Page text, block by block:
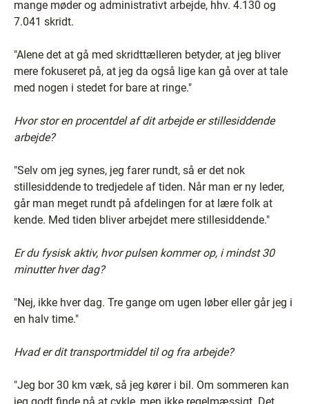
mange møder og administrativt arbejde, hhv. 4.130 og
7.041 skridt.
"Alene det at gå med skridttælleren betyder, at jeg bliver
mere fokuseret på, at jeg da også lige kan gå over at tale
med nogen i stedet for bare at ringe."
Hvor stor en procentdel af dit arbejde er stillesiddende
arbejde?
"Selv om jeg synes, jeg farer rundt, så er det nok
stillesiddende to tredjedele af tiden. Når man er ny leder,
går man meget rundt på afdelingen for at lære folk at
kende. Med tiden bliver arbejdet mere stillesiddende."
Er du fysisk aktiv, hvor pulsen kommer op, i mindst 30
minutter hver dag?
"Nej, ikke hver dag. Tre gange om ugen løber eller går jeg i
en halv time."
Hvad er dit transportmiddel til og fra arbejde?
"Jeg bor 30 km væk, så jeg kører i bil. Om sommeren kan